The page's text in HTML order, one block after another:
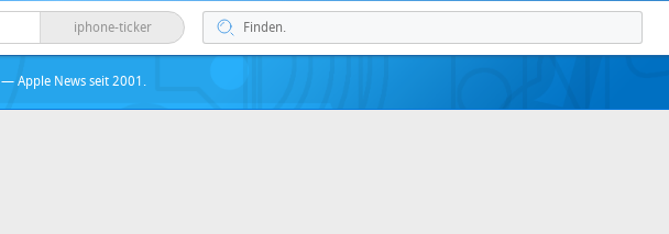
iphone-ticker
— Apple News seit 2001.